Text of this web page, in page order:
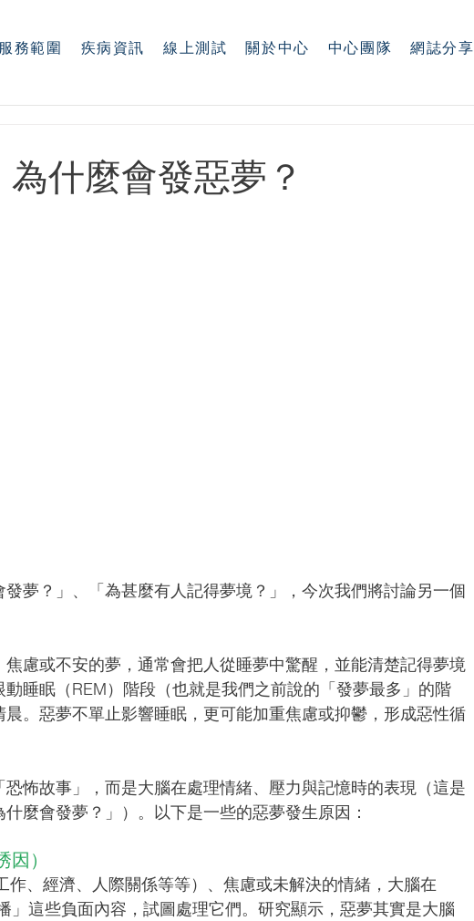
服務範圍 疾病資訊 線上測試 關於中心 中心團隊 網誌分享
為什麼會發惡夢？
夢？」、「為甚麼有人記得夢境？」，今次我們將討論另一個
慮或不安的夢，通常會把人從睡夢中驚醒，並能清楚記得夢境
睡眠（REM）階段（也就是我們之前說的「發夢最多」的階
。惡夢不單止影響睡眠，更可能加重焦慮或抑鬱，形成惡性循
怖故事」，而是大腦在處理情緒、壓力與記憶時的表現（這是
麼會發夢？」）。以下是一些的惡夢發生原因：
）
作、經濟、人際關係等等）、焦慮或未解決的情緒，大腦在
」這些負面內容，試圖處理它們。研究顯示，惡夢其實是大腦